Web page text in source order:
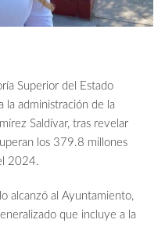
Superior del Estado
la administración de la
Saldívar, tras revelar
los 379.8 millones
2024.
alcanzó al Ayuntamiento,
que incluye a la